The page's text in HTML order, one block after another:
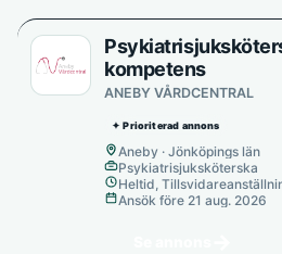
kompetens
ANEBY VÅRDCENTRAL
✦ Prioriterad annons
Aneby · Jönköpings län
Psykiatrisjuksköterska
Heltid,
provanställning), Tills vidare
Ansök före 21 aug. 2026